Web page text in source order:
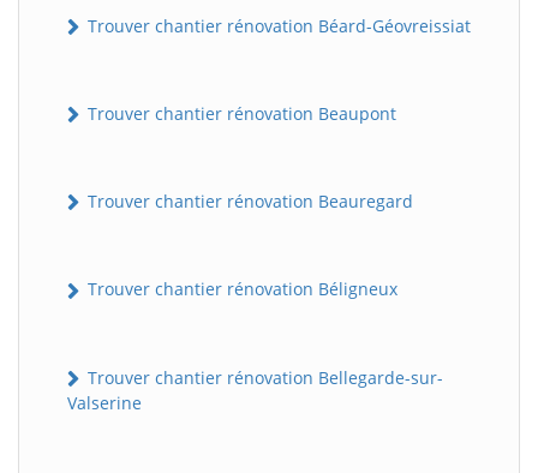
Trouver chantier rénovation Béard-Géovreissiat
Trouver chantier rénovation Beaupont
Trouver chantier rénovation Beauregard
Trouver chantier rénovation Béligneux
Trouver chantier rénovation Bellegarde-sur-
Valserine